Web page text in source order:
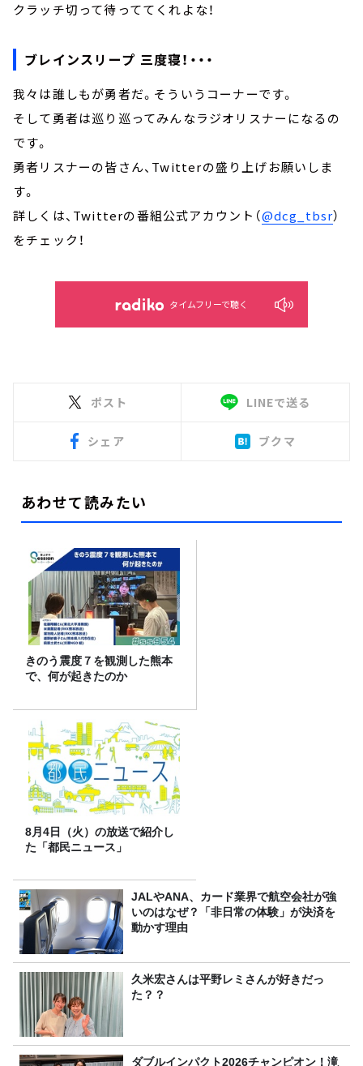
クラッチ切って待っててくれよな！
ブレインスリープ 三度寝！・・・
我々は誰しもが勇者だ。そういうコーナーです。
そして勇者は巡り巡ってみんなラジオリスナーになるの
です。
勇者リスナーの皆さん、Twitterの盛り上げお願いしま
す。
詳しくは、 Twitterの番組公式アカウント（@dcg_tbsr）
をチェック！
タイムフリーで聴く
ポスト LINEで送る
シェア ブクマ
あわせて読みたい
きのう震度７を観測した熊本
で、何が起きたのか
8月4日（火）の放送で紹介し
た「都民ニュース」
JALやANA、カード業界で航空会社が強
いのはなぜ？「非日常の体験」が決済を
動かす理由
久米宏さんは平野レミさんが好きだっ
た？？
ダブルインパクト2026チャンピオン！滝